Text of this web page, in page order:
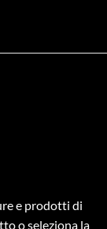
e prodotti di
o seleziona la